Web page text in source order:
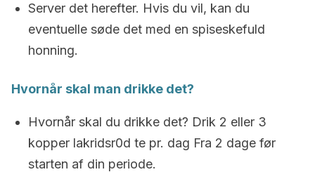
Server det herefter. Hvis du vil, kan du
eventuelle søde det med en spiseskefuld
honning.
Hvornår skal man drikke det?
Hvornår skal du drikke det? Drik 2 eller 3
kopper lakridsr0d te pr. dag Fra 2 dage før
starten af din periode.